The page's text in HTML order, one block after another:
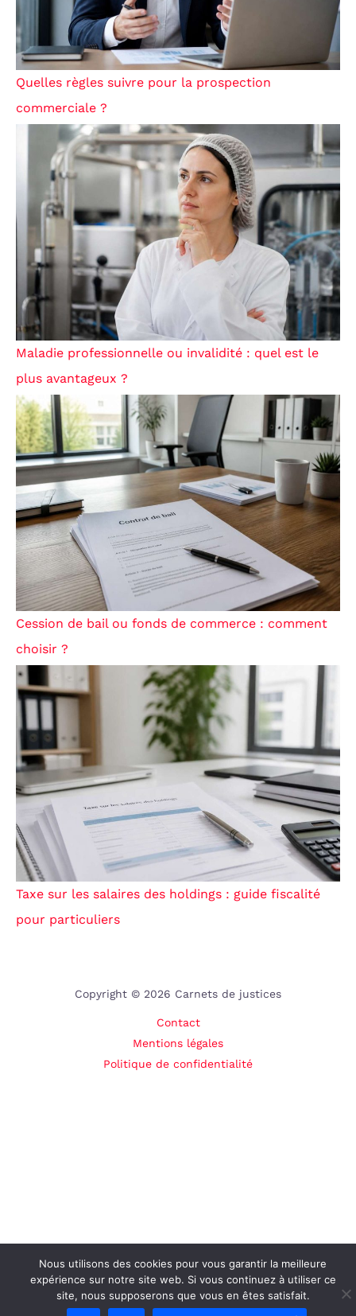
Quelles règles suivre pour la prospection
commerciale ?
Maladie professionnelle ou invalidité : quel est le
plus avantageux ?
Cession de bail ou fonds de commerce : comment
choisir ?
Taxe sur les salaires des holdings : guide fiscalité
pour particuliers
Copyright © 2026 Carnets de justices
Contact
Mentions légales
Politique de confidentialité
Nous utilisons des cookies pour vous garantir la meilleure
expérience sur notre site web. Si vous continuez à utiliser ce
site, nous supposerons que vous en êtes satisfait.